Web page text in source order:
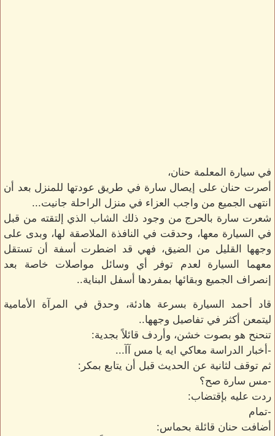
في سيارة المعلمة حنان،
أصرت حنان على إيصال سارة في طريق عودتها للمنزل بعد أن
انتهى الجميع من واجب العزاء في منزل الراحلة جانيت...
شعرت سارة بالحرج من وجود ذلك الشاب الذي إلتقته من قبل
في السيارة معها، وحدقت في النافذة الملاصقة لها، وبدى على
وجهها القليل من الضيق، فهي قد اضطرت أسفة أن تستقل
معهما السيارة لعدم توفر أي وسائل مواصلات خاصة بعد
إنصراف الجميع وبقائها بمفردها أسفل البناية..
قاد أحمد السيارة بسرعة هادئة، وحدق في المرآة الأمامية
ليتمعن أكثر في تفاصيل وجهها..
تنحنح هو بصوت خشن، وأردف قائلاً بجدية:
-أخبار الدراسة معاكي ايه يا مس آآ...
ثم توقف لثانية عن الحديث قبل أن يتابع بمكر:
-مس سارة صح؟
ردت عليه بإقتضاب:
-تمام
أضافت حنان قائلة بحماس: